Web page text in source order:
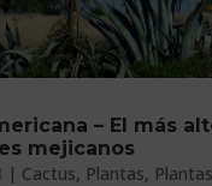
– El más
mejicanos
| Cactus, Plantas,